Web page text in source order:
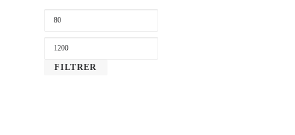
FILTRER